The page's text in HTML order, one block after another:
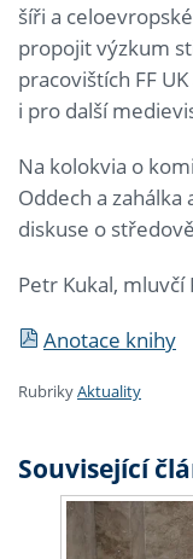
šíři a
propojit výzkum
pracovištích FF
i pro další
Na kolokvia o
Oddech a
diskuse o
Petr Kukal, mluvčí
Anotace knihy
RubrikyAktuality
Související